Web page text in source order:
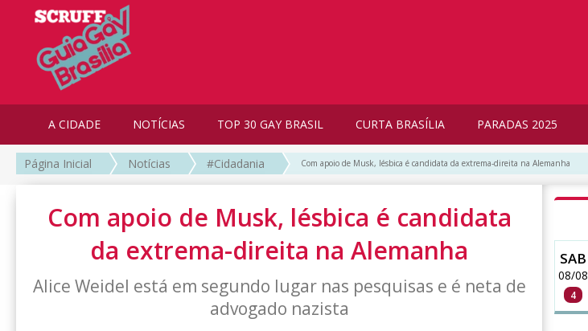
A CIDADE NOTÍCIAS TOP 30 GAY BRASIL CURTA BRASÍLIA PARADAS 2025
Página Inicial Notícias #Cidadania Com apoio de Musk, lésbica é candidata da extrema-direita na Alemanha
Com apoio de Musk, lésbica é candidata
da extrema-direita na Alemanha
Alice Weidel está em segundo lugar nas pesquisas e é neta de
advogado nazista
SAB
08/08
4